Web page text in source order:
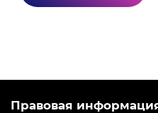
Правовая